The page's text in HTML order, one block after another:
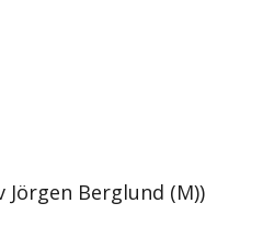
Berglund (M))